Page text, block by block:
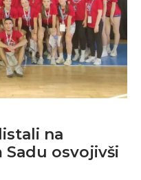
na
Sadu osvojivši